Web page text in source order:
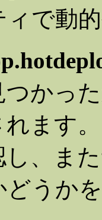
ィで動
つかっ
ます
し、ま
どうか